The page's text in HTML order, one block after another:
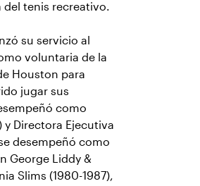
del tenis recreativo.
su servicio al
voluntaria de la
Houston para
jugar sus
como
y Directora Ejecutiva
desempeñó como
George Liddy &
Slims (1980-1987),